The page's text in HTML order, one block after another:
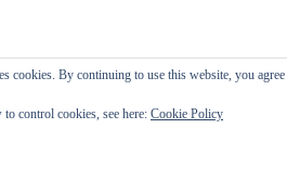
cookies. By continuing to use this website, you
control cookies, see here: Cookie Policy